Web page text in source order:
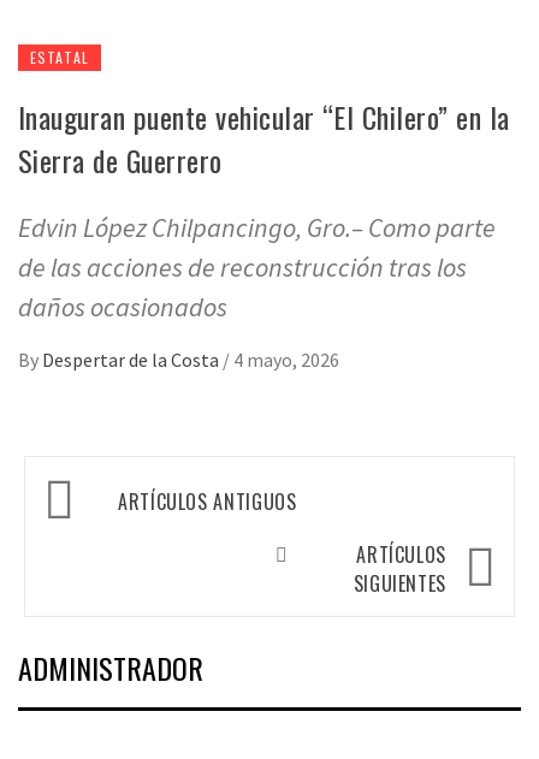
ESTATAL
Inauguran puente vehicular “El Chilero” en la
Sierra de Guerrero
Edvin López Chilpancingo, Gro.– Como parte
de las acciones de reconstrucción tras los
daños ocasionados
By Despertar de la Costa / 4 mayo, 2026
Navegación
de
ARTÍCULOS ANTIGUOS
ARTÍCULOS
SIGUIENTES
ADMINISTRADOR